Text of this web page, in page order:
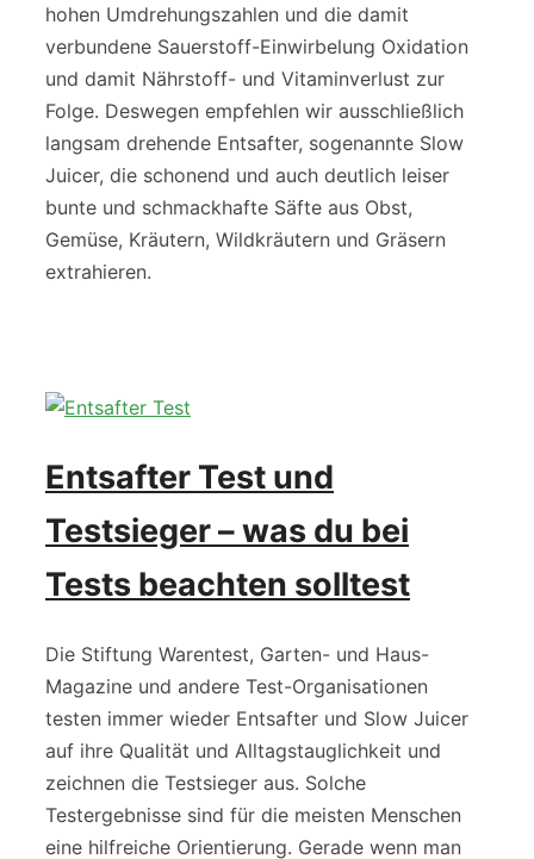
hohen Umdrehungszahlen und die damit
verbundene Sauerstoff-Einwirbelung Oxidation
und damit Nährstoff- und Vitaminverlust zur
Folge. Deswegen empfehlen wir ausschließlich
langsam drehende Entsafter, sogenannte Slow
Juicer, die schonend und auch deutlich leiser
bunte und schmackhafte Säfte aus Obst,
Gemüse, Kräutern, Wildkräutern und Gräsern
extrahieren.
Entsafter Test und
Testsieger – was du bei
Tests beachten solltest
Die Stiftung Warentest, Garten- und Haus-
Magazine und andere Test-Organisationen
testen immer wieder Entsafter und Slow Juicer
auf ihre Qualität und Alltagstauglichkeit und
zeichnen die Testsieger aus. Solche
Testergebnisse sind für die meisten Menschen
eine hilfreiche Orientierung. Gerade wenn man